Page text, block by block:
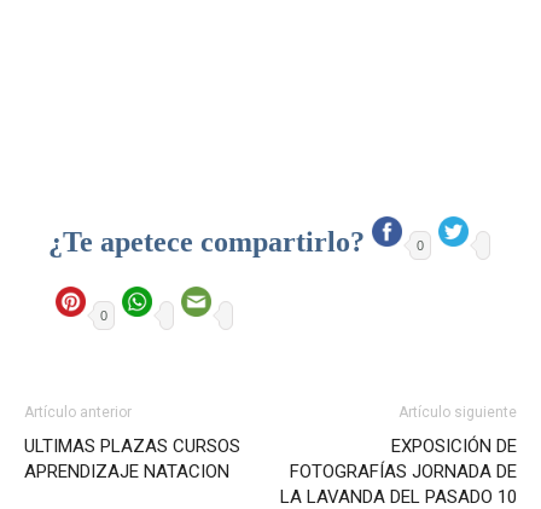
¿Te apetece compartirlo? 0
0
Artículo anterior
ULTIMAS PLAZAS CURSOS
APRENDIZAJE NATACION
Artículo siguiente
EXPOSICIÓN DE
FOTOGRAFÍAS JORNADA DE
LA LAVANDA DEL PASADO 10